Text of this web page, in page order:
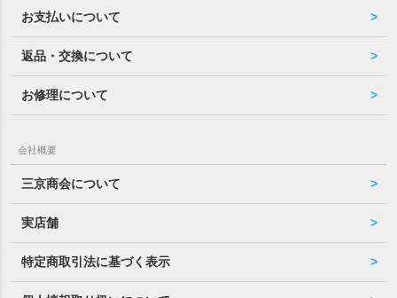
お支払いについて
返品・交換について
お修理について
会社概要
三京商会について
実店舗
特定商取引法に基づく表示